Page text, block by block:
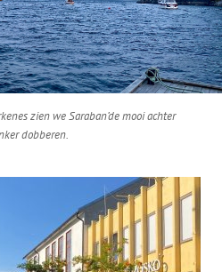
zien we Saraban’de mooi achter
dobberen.